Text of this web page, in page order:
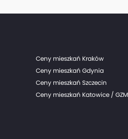
Ceny mieszkań Kraków
Ceny mieszkań Gdynia
Ceny mieszkań Szczecin
Ceny mieszkań Katowice / GZM